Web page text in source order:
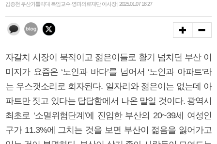
김종천 부산가톨릭대 특임교수·영파의료재단 이사장 | 2025.01.07 18:27
자갈치 시장이 북적이고 젊은이들로 활기 넘치던 부산 이
미지가 요즘은 ‘노인과 바다’를 넘어서 ‘노인과 아파트’라
는 우스갯소리로 회자된다. 일자리와 젊은이는 없는데 아
파트만 짓고 있다는 답답함에서 나온 말일 것이다. 광역시
최초로 ‘소멸위험단계’에 진입한 부산의 20~39세 여성인
구가 11.3%에 그치는 것을 보면 부산이 젊음을 잃어가고